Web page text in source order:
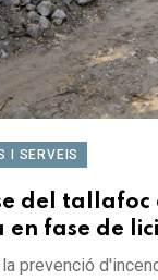
I SERVEIS
del tallafoc
fase de
prevenció